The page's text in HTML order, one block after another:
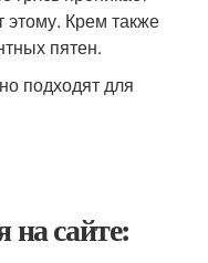
этому. Крем также
пятен.
подходят для
на сайте: